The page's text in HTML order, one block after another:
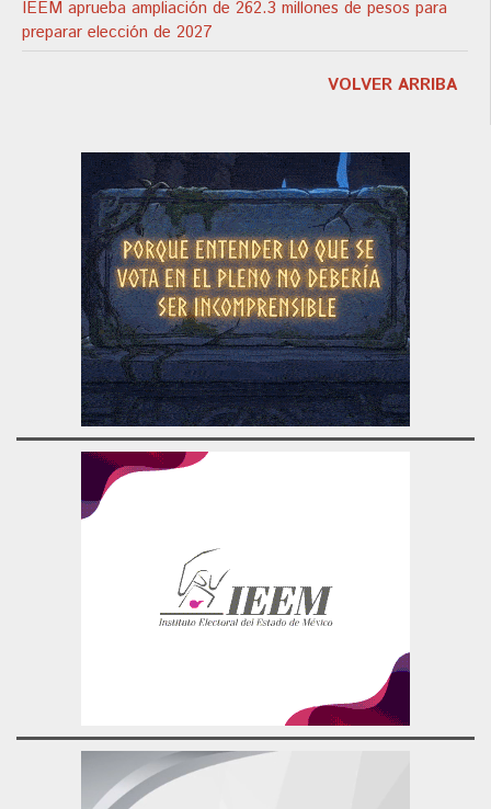
IEEM aprueba ampliación de 262.3 millones de pesos para
preparar elección de 2027
VOLVER ARRIBA